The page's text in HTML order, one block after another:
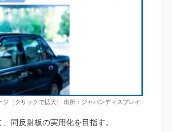
［クリックで拡大］ 出所：ジャパンディスプレイ
同反射板の実用化を目指す。